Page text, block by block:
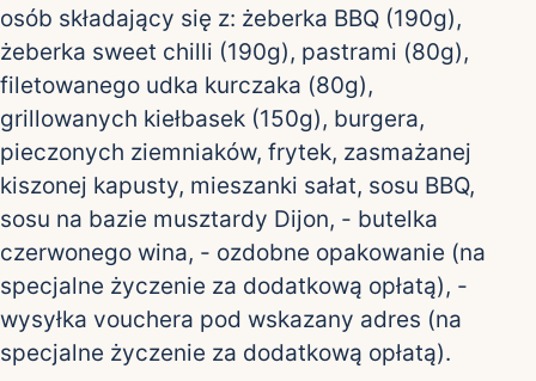
osób składający się z: żeberka BBQ (190g),
żeberka sweet chilli (190g), pastrami (80g),
filetowanego udka kurczaka (80g),
grillowanych kiełbasek (150g), burgera,
pieczonych ziemniaków, frytek, zasmażanej
kiszonej kapusty, mieszanki sałat, sosu BBQ,
sosu na bazie musztardy Dijon, - butelka
czerwonego wina, - ozdobne opakowanie (na
specjalne życzenie za dodatkową opłatą), -
wysyłka vouchera pod wskazany adres (na
specjalne życzenie za dodatkową opłatą).